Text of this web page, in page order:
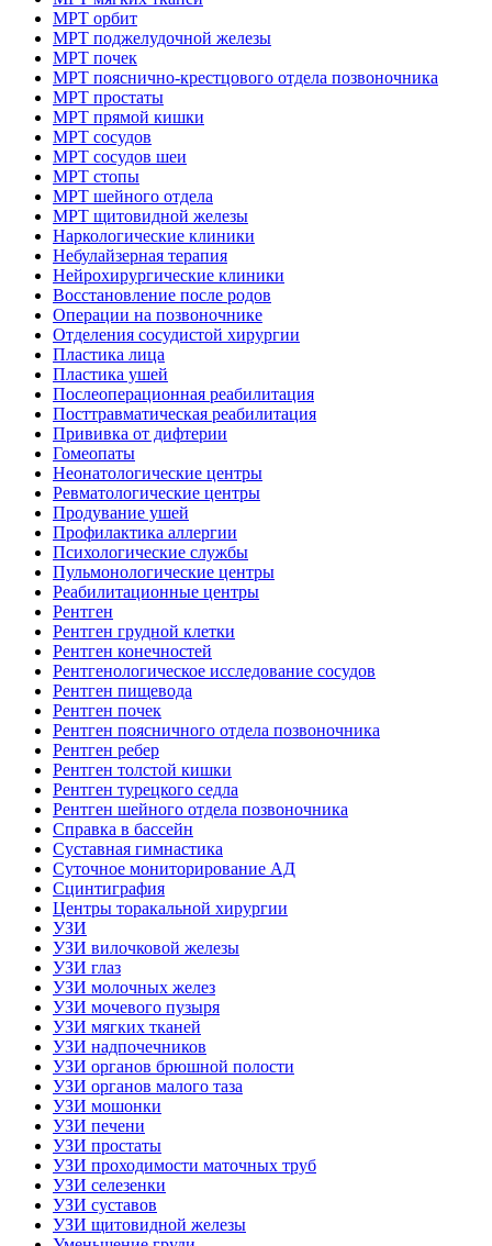
МРТ орбит
МРТ поджелудочной железы
МРТ почек
МРТ пояснично-крестцового отдела позвоночника
МРТ простаты
МРТ прямой кишки
МРТ сосудов
МРТ сосудов шеи
МРТ стопы
МРТ шейного отдела
МРТ щитовидной железы
Наркологические клиники
Небулайзерная терапия
Нейрохирургические клиники
Восстановление после родов
Операции на позвоночнике
Отделения сосудистой хирургии
Пластика лица
Пластика ушей
Послеоперационная реабилитация
Посттравматическая реабилитация
Прививка от дифтерии
Гомеопаты
Неонатологические центры
Ревматологические центры
Продувание ушей
Профилактика аллергии
Психологические службы
Пульмонологические центры
Реабилитационные центры
Рентген
Рентген грудной клетки
Рентген конечностей
Рентгенологическое исследование сосудов
Рентген пищевода
Рентген почек
Рентген поясничного отдела позвоночника
Рентген ребер
Рентген толстой кишки
Рентген турецкого седла
Рентген шейного отдела позвоночника
Справка в бассейн
Суставная гимнастика
Суточное мониторирование АД
Сцинтиграфия
Центры торакальной хирургии
УЗИ
УЗИ вилочковой железы
УЗИ глаз
УЗИ молочных желез
УЗИ мочевого пузыря
УЗИ мягких тканей
УЗИ надпочечников
УЗИ органов брюшной полости
УЗИ органов малого таза
УЗИ мошонки
УЗИ печени
УЗИ простаты
УЗИ проходимости маточных труб
УЗИ селезенки
УЗИ суставов
УЗИ щитовидной железы